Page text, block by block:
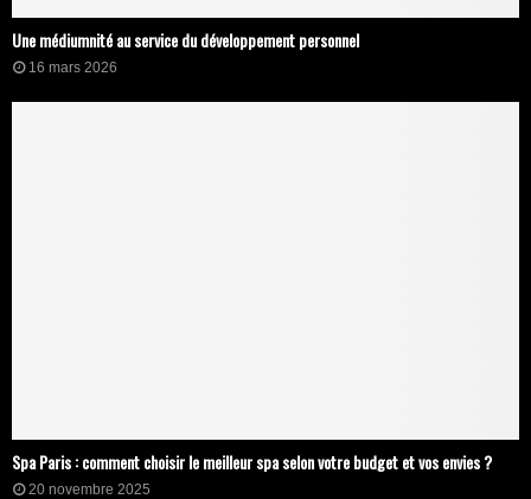
Une médiumnité au service du développement personnel
16 mars 2026
Spa Paris : comment choisir le meilleur spa selon votre budget et vos envies ?
20 novembre 2025